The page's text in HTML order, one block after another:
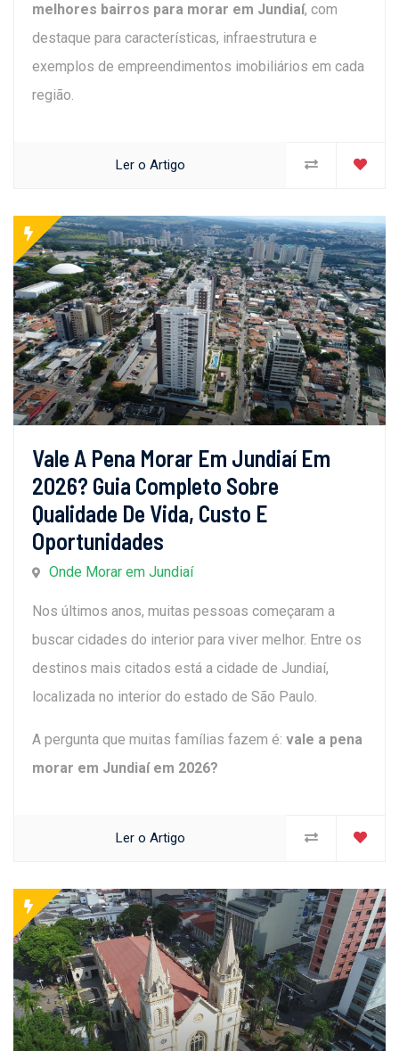
melhores bairros para morar em Jundiaí, com
destaque para características, infraestrutura e
exemplos de empreendimentos imobiliários em cada
região.
Ler o Artigo
Vale A Pena Morar Em Jundiaí Em
2026? Guia Completo Sobre
Qualidade De Vida, Custo E
Oportunidades
Onde Morar em Jundiaí
Nos últimos anos, muitas pessoas começaram a
buscar cidades do interior para viver melhor. Entre os
destinos mais citados está a cidade de Jundiaí,
localizada no interior do estado de São Paulo.
A pergunta que muitas famílias fazem é: vale a pena
morar em Jundiaí em 2026?
Ler o Artigo